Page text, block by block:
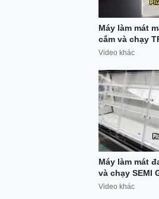
Máy làm mát
cắm và chạy
Video khác
Máy làm mát
và chạy SEMI
Video khác